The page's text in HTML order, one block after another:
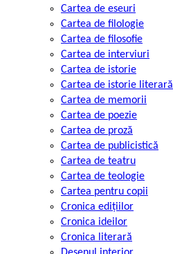
Cartea de eseuri
Cartea de filologie
Cartea de filosofie
Cartea de interviuri
Cartea de istorie
Cartea de istorie literară
Cartea de memorii
Cartea de poezie
Cartea de proză
Cartea de publicistică
Cartea de teatru
Cartea de teologie
Cartea pentru copii
Cronica edițiilor
Cronica ideilor
Cronica literară